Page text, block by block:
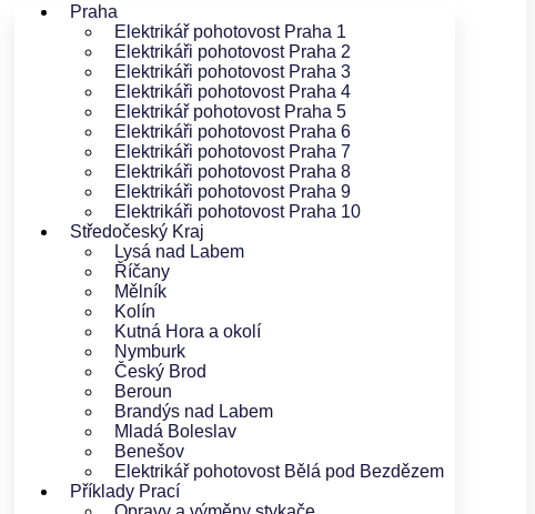
Praha
Elektrikář pohotovost Praha 1
Elektrikáři pohotovost Praha 2
Elektrikáři pohotovost Praha 3
Elektrikáři pohotovost Praha 4
Elektrikář pohotovost Praha 5
Elektrikáři pohotovost Praha 6
Elektrikáři pohotovost Praha 7
Elektrikáři pohotovost Praha 8
Elektrikáři pohotovost Praha 9
Elektrikáři pohotovost Praha 10
Středočeský Kraj
Lysá nad Labem
Říčany
Mělník
Kolín
Kutná Hora a okolí
Nymburk
Český Brod
Beroun
Brandýs nad Labem
Mladá Boleslav
Benešov
Elektrikář pohotovost Bělá pod Bezdězem
Příklady Prací